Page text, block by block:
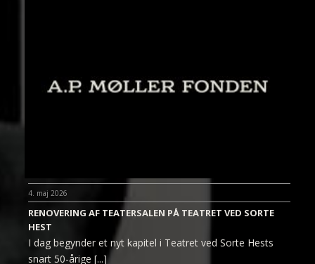
4. maj 2026
RENOVERING AF TEATERSALEN PÅ TEATRET VED SORTE
HEST
I dag begynder et nyt kapitel i Teatret ved Sorte Hests
snart 50-årige [...]